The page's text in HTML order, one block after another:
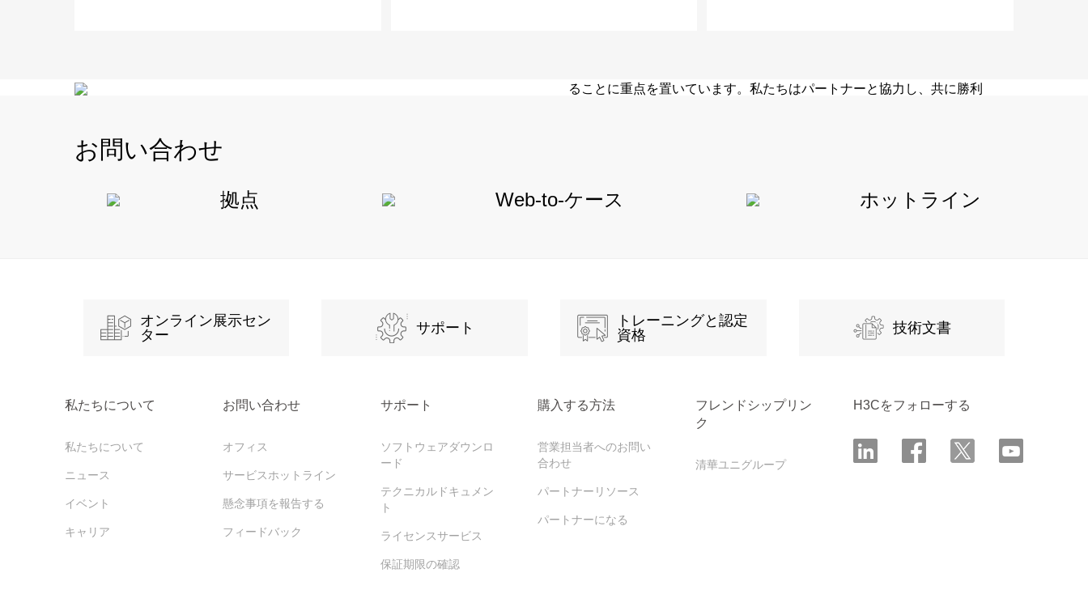
ることに重点を置いています。私たちはパートナーと協力し、共に勝利
お問い合わせ
拠点 Web-to-ケース ホットライン
オンライン展示セン
ター
サポート
トレーニングと認定
資格
技術文書
私たちについて
私たちについて
ニュース
イベント
キャリア
お問い合わせ
オフィス
サービスホットライン
懸念事項を報告する
フィードバック
サポート
ソフトウェアダウンロ
ード
テクニカルドキュメン
ト
ライセンスサービス
保証期限の確認
購入する方法
営業担当者へのお問い
合わせ
パートナーリソース
パートナーになる
フレンドシップリン
ク
清華ユニグループ
H3Cをフォローする